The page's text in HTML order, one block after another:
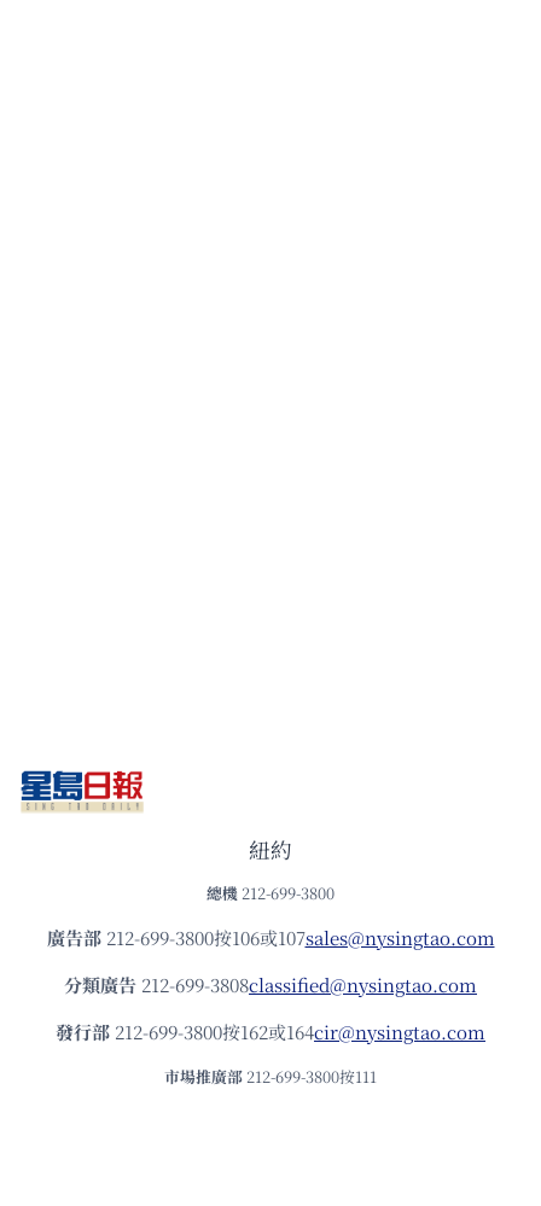
紐約
總機 212-699-3800
廣告部212-699-3800按106或107sales@nysingtao.com
分類廣告 212-699-3808classified@nysingtao.com
發⾏部 212-699-3800按162或164cir@nysingtao.com
市場推廣部 212-699-3800按111